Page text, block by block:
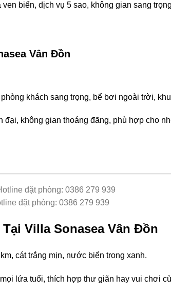
ven biển, dịch vụ 5 sao, không gian sang
Vân Đồn
khách sang trọng, bể bơi ngoài trời,
đại, không gian thoáng đãng, phù hợp cho
đặt phòng: 0386 279 939
Villa Sonasea Vân Đồn
cát trắng mịn, nước biển trong xanh.
lứa tuổi, thích hợp thư giãn hay vui chơi